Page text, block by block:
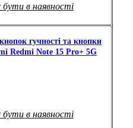
бути в наявності
гучності та кнопки
Redmi Note 15 Pro+ 5G
бути в наявності